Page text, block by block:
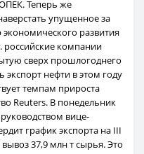
Теперь же
упущенное за
развития
российские компании
сверх прошлогоднего
нефти в этом году
темпам прироста
Reuters. В понедельник
вице-
график экспорта на III
37,9 млн т сырья. Это